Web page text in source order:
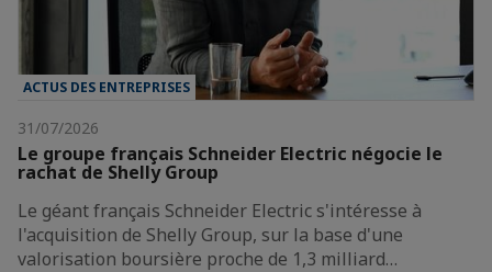
ACTUS DES ENTREPRISES
31/07/2026
Le groupe français Schneider Electric négocie le
rachat de Shelly Group
Le géant français Schneider Electric s'intéresse à
l'acquisition de Shelly Group, sur la base d'une
valorisation boursière proche de 1,3 milliard…